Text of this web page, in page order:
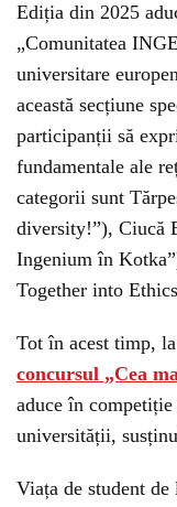
Ediția din 2025
„Comunitatea
universitare
această secțiune
participanții să
fundamentale ale
categorii sunt
diversity!”), Ciucă
Ingenium în
Together into
Tot în acest timp,
concursul „Cea
aduce în
universității,
Viața de student